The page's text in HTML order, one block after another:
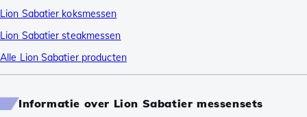
Lion Sabatier koksmessen
Lion Sabatier steakmessen
Alle Lion Sabatier producten
Informatie over Lion Sabatier messensets